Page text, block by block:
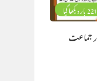
221 بار دیکھا گیا
جماعت